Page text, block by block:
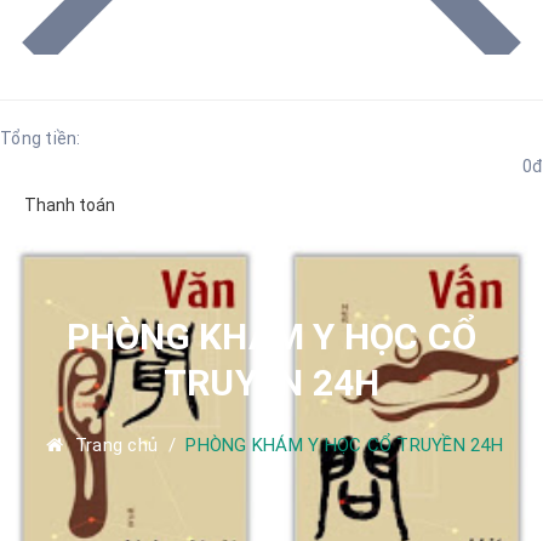
Tổng tiền:
0đ
Thanh toán
PHÒNG KHÁM Y HỌC CỔ
TRUYỀN 24H
Trang chủ / PHÒNG KHÁM Y HỌC CỔ TRUYỀN 24H